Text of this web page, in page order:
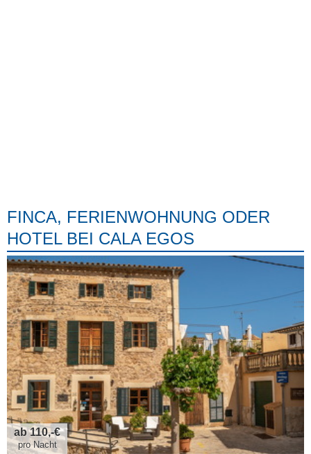
FINCA, FERIENWOHNUNG ODER
HOTEL BEI CALA EGOS
ab 110,-€
pro Nacht